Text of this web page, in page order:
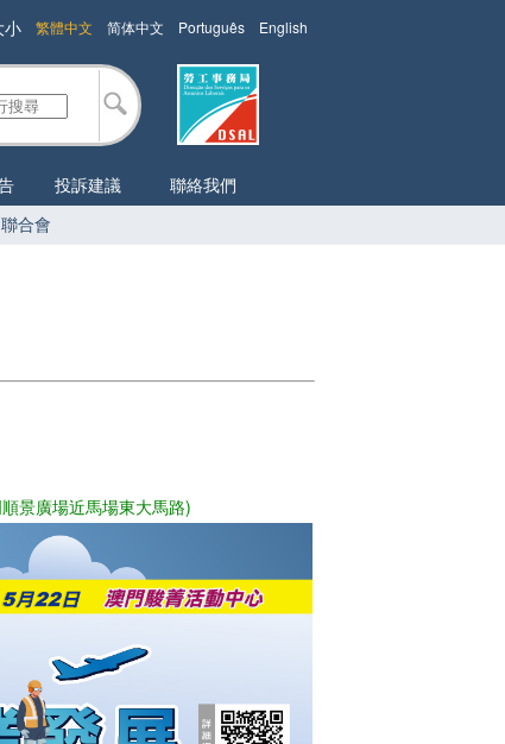
English
Português
简体中文
繁體中文
小
合會
投訴建議 聯絡我們
景廣場近馬場東大馬路)